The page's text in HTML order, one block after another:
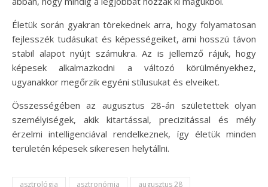
Életük során gyakran törekednek arra, hogy folyamatosan
fejlesszék tudásukat és képességeiket, ami hosszú távon
stabil alapot nyújt számukra. Az is jellemző rájuk, hogy
képesek alkalmazkodni a változó körülményekhez,
ugyanakkor megőrzik egyéni stílusukat és elveiket.
Összességében az augusztus 28-án születettek olyan
személyiségek, akik kitartással, precizitással és mély
érzelmi intelligenciával rendelkeznek, így életük minden
területén képesek sikeresen helytállni.
asztrológia asztronómia
augusztus 28